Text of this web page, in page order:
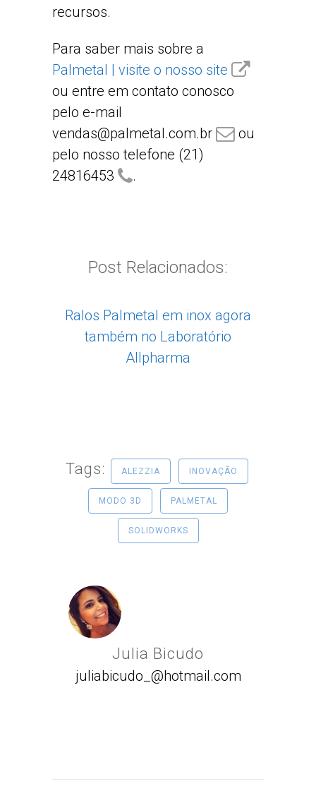
recursos.
Para saber mais sobre a
Palmetal | visite o nosso site
ou entre em contato conosco
pelo e-mail
vendas@palmetal.com.br
ou
pelo nosso telefone (21)
24816453
.
Post Relacionados:
Ralos Palmetal em inox agora
também no Laboratório
Allpharma
Tags: ALEZZIA INOVAÇÃO
MODO 3D PALMETAL
SOLIDWORKS
Julia Bicudo
juliabicudo_@hotmail.com